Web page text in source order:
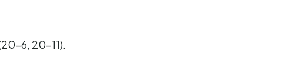
6, 20-11).